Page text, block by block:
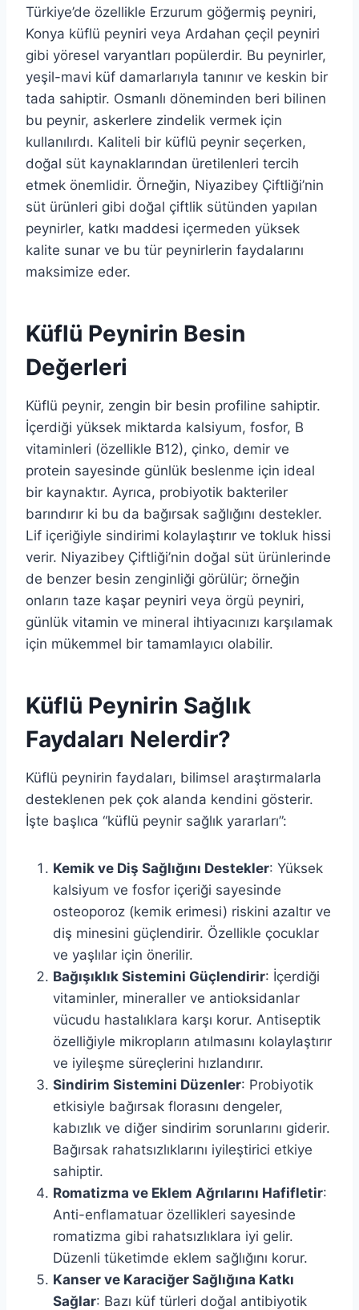
Türkiye’de özellikle Erzurum göğermiş peyniri,
Konya küflü peyniri veya Ardahan çeçil peyniri
gibi yöresel varyantları popülerdir. Bu peynirler,
yeşil-mavi küf damarlarıyla tanınır ve keskin bir
tada sahiptir. Osmanlı döneminden beri bilinen
bu peynir, askerlere zindelik vermek için
kullanılırdı. Kaliteli bir küflü peynir seçerken,
doğal süt kaynaklarından üretilenleri tercih
etmek önemlidir. Örneğin, Niyazibey Çiftliği’nin
süt ürünleri gibi doğal çiftlik sütünden yapılan
peynirler, katkı maddesi içermeden yüksek
kalite sunar ve bu tür peynirlerin faydalarını
maksimize eder.
Küflü Peynirin Besin
Değerleri
Küflü peynir, zengin bir besin profiline sahiptir.
İçerdiği yüksek miktarda kalsiyum, fosfor, B
vitaminleri (özellikle B12), çinko, demir ve
protein sayesinde günlük beslenme için ideal
bir kaynaktır. Ayrıca, probiyotik bakteriler
barındırır ki bu da bağırsak sağlığını destekler.
Lif içeriğiyle sindirimi kolaylaştırır ve tokluk hissi
verir. Niyazibey Çiftliği’nin doğal süt ürünlerinde
de benzer besin zenginliği görülür; örneğin
onların taze kaşar peyniri veya örgü peyniri,
günlük vitamin ve mineral ihtiyacınızı karşılamak
için mükemmel bir tamamlayıcı olabilir.
Küflü Peynirin Sağlık
Faydaları Nelerdir?
Küflü peynirin faydaları, bilimsel araştırmalarla
desteklenen pek çok alanda kendini gösterir.
İşte başlıca “küflü peynir sağlık yararları”:
Kemik ve Diş Sağlığını Destekler: Yüksek
kalsiyum ve fosfor içeriği sayesinde
osteoporoz (kemik erimesi) riskini azaltır ve
diş minesini güçlendirir. Özellikle çocuklar
ve yaşlılar için önerilir.
Bağışıklık Sistemini Güçlendirir: İçerdiği
vitaminler, mineraller ve antioksidanlar
vücudu hastalıklara karşı korur. Antiseptik
özelliğiyle mikropların atılmasını kolaylaştırır
ve iyileşme süreçlerini hızlandırır.
Sindirim Sistemini Düzenler: Probiyotik
etkisiyle bağırsak florasını dengeler,
kabızlık ve diğer sindirim sorunlarını giderir.
Bağırsak rahatsızlıklarını iyileştirici etkiye
sahiptir.
Romatizma ve Eklem Ağrılarını Hafifletir:
Anti-enflamatuar özellikleri sayesinde
romatizma gibi rahatsızlıklara iyi gelir.
Düzenli tüketimde eklem sağlığını korur.
Kanser ve Karaciğer Sağlığına Katkı
Sağlar: Bazı küf türleri doğal antibiyotik